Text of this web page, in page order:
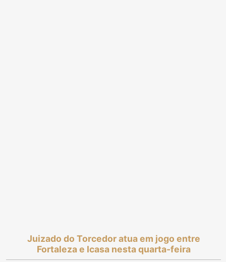
Juizado do Torcedor atua em jogo entre
Fortaleza e Icasa nesta quarta-feira